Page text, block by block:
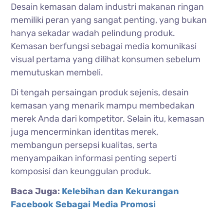
Desain kemasan dalam industri makanan ringan
memiliki peran yang sangat penting, yang bukan
hanya sekadar wadah pelindung produk.
Kemasan berfungsi sebagai media komunikasi
visual pertama yang dilihat konsumen sebelum
memutuskan membeli.
Di tengah persaingan produk sejenis, desain
kemasan yang menarik mampu membedakan
merek Anda dari kompetitor. Selain itu, kemasan
juga mencerminkan identitas merek,
membangun persepsi kualitas, serta
menyampaikan informasi penting seperti
komposisi dan keunggulan produk.
Baca Juga: Kelebihan dan Kekurangan
Facebook Sebagai Media Promosi